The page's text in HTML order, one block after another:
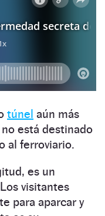
túnel aún más
está destinado
al ferroviario.
es un
visitantes
para aparcar y